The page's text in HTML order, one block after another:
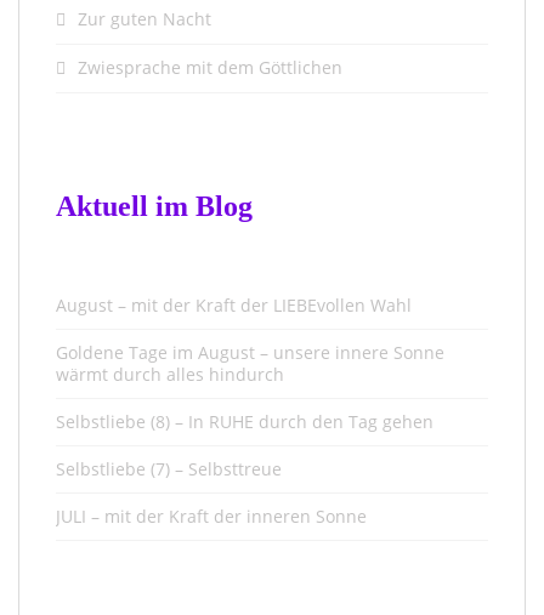
Zur guten Nacht
Zwiesprache mit dem Göttlichen
Aktuell im Blog
August – mit der Kraft der LIEBEvollen Wahl
Goldene Tage im August – unsere innere Sonne
wärmt durch alles hindurch
Selbstliebe (8) – In RUHE durch den Tag gehen
Selbstliebe (7) – Selbsttreue
JULI – mit der Kraft der inneren Sonne